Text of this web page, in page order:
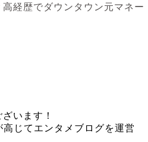
経歴でダウンタウン元マネー
います！
じてエンタメブログを運営